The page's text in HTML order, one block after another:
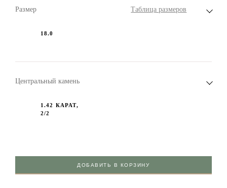
Размер Таблица размеров
18.0
Центральный камень
1.42 КАРАТ,
2/2
ДОБАВИТЬ В КОРЗИНУ